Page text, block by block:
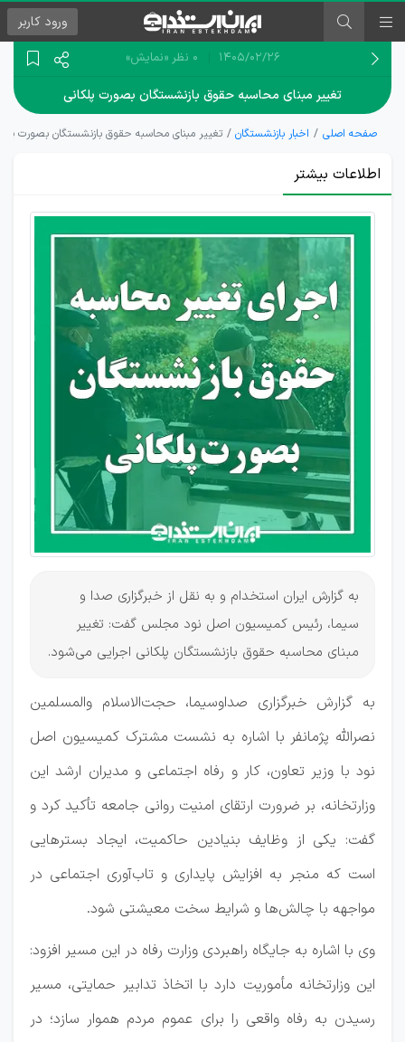
ورود کاربر
۱۴۰۵/۰۲/۲۶ 0 نظر «نمایش»
تغییر مبنای محاسبه حقوق بازنشستگان بصورت پلکانی
صفحه اصلی اخبار بازنشستگان تغییر مبنای محاسبه حقوق بازنشستگان بصورت
اطلاعات بیشتر
جزئیات
تغییر
فرمول
محاسبه
حقوق
بازنشستگان
به گزارش ایران استخدام و به نقل از خبرگزاری صدا و
سیما، رئیس کمیسیون اصل نود مجلس گفت: تغییر
مبنای محاسبه حقوق بازنشستگان پلکانی اجرایی می‌شود.
به گزارش خبرگزاری صداوسیما، حجت‌الاسلام والمسلمین
نصرالله پژمانفر با اشاره به نشست مشترک کمیسیون اصل
نود با وزیر تعاون، کار و رفاه اجتماعی و مدیران ارشد این
وزارتخانه، بر ضرورت ارتقای امنیت روانی جامعه تأکید کرد و
گفت: یکی از وظایف بنیادین حاکمیت، ایجاد بستر‌هایی
است که منجر به افزایش پایداری و تاب‌آوری اجتماعی در
مواجهه با چالش‌ها و شرایط سخت معیشتی شود.
وی با اشاره به جایگاه راهبردی وزارت رفاه در این مسیر افزود:
این وزارتخانه مأموریت دارد با اتخاذ تدابیر حمایتی، مسیر
رسیدن به رفاه واقعی را برای عموم مردم هموار سازد؛ در